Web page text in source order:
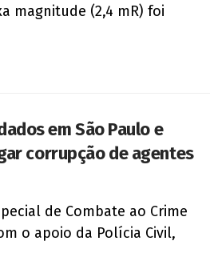
magnitude (2,4 mR) foi
em São Paulo e
corrupção de agentes
de Combate ao Crime
o apoio da Polícia Civil,